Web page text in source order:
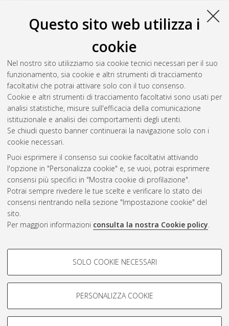
Questo sito web utilizza i
cookie
Nel nostro sito utilizziamo sia cookie tecnici necessari per il suo
funzionamento, sia cookie e altri strumenti di tracciamento
facoltativi che potrai attivare solo con il tuo consenso.
Cookie e altri strumenti di tracciamento facoltativi sono usati per
analisi statistiche, misure sull'efficacia della comunicazione
istituzionale e analisi dei comportamenti degli utenti.
Se chiudi questo banner continuerai la navigazione solo con i
cookie necessari.
Puoi esprimere il consenso sui cookie facoltativi attivando
l'opzione in "Personalizza cookie" e, se vuoi, potrai esprimere
consensi più specifici in "Mostra cookie di profilazione".
Potrai sempre rivedere le tue scelte e verificare lo stato dei
consensi rientrando nella sezione "Impostazione cookie" del
sito.
Per maggiori informazioni consulta la nostra Cookie policy.
COOKIE DI PROFILAZIONE -
Si tratta di cookie utilizzati per analizzare le caratteristiche della
navigazione degli utenti, creare profili in base al loro comportamento
Mostra cookie di profilazione
SOLO COOKIE NECESSARI
PERSONALIZZA COOKIE
(CC BY-NC-ND 3.0)
Download (46MB)| Contatta l'autore
Abstract
Altri metadati
Gestione del documento:
Atom
Rss 1.0
Rss 2.0
ISSN: 2038-7946
Impostazioni Cookie
Informativa sulla privacy
Condizioni d’uso del sito